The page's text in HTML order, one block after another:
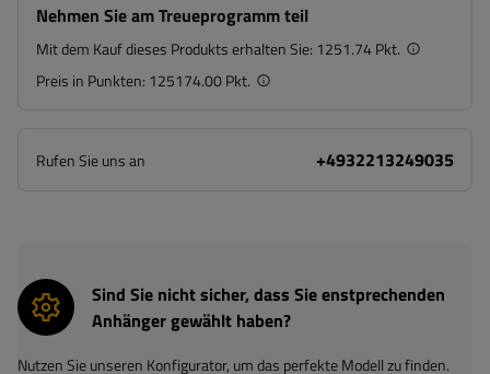
Nehmen Sie am Treueprogramm teil
Mit dem Kauf dieses Produkts erhalten Sie: 1251.74 Pkt.
Preis in Punkten: 125174.00 Pkt.
Rufen Sie uns an +4932213249035
Sind Sie nicht sicher, dass Sie enstprechenden
Anhänger gewählt haben?
Nutzen Sie unseren Konfigurator, um das perfekte Modell zu finden.